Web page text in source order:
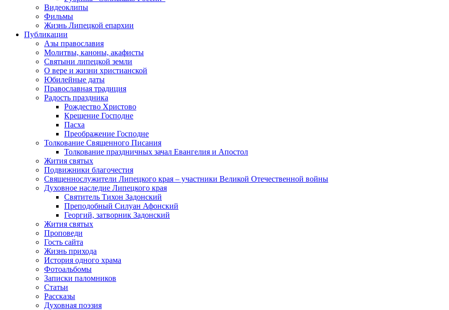
Видеоклипы
Фильмы
Жизнь Липецкой епархии
Публикации
Азы православия
Молитвы, каноны, акафисты
Святыни липецкой земли
О вере и жизни христианской
Юбилейные даты
Православная традиция
Радость праздника
Рождество Христово
Крещение Господне
Пасха
Преображение Господне
Толкование Священного Писания
Толкование праздничных зачал Евангелия и Апостол
Жития святых
Подвижники благочестия
Священнослужители Липецкого края – участники Великой Отечественной войны
Духовное наследие Липецкого края
Святитель Тихон Задонский
Преподобный Силуан Афонский
Георгий, затворник Задонский
Жития святых
Проповеди
Гость сайта
Жизнь прихода
История одного храма
Фотоальбомы
Записки паломников
Статьи
Рассказы
Духовная поэзия